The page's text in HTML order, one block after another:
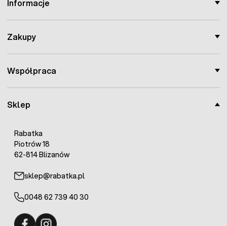
Sklep
Rabatka
Piotrów 18
62-814 Blizanów
sklep@rabatka.pl
0048 62 739 40 30
Informacje
Zakupy
Współpraca